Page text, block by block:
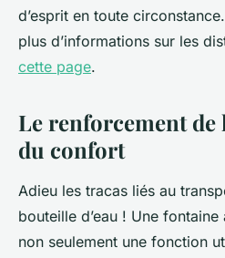
d’esprit en toute
plus d’informations sur les
cette page.
Le renforcement
du confort
Adieu les tracas liés au
bouteille d’eau ! Une
non seulement une fonction